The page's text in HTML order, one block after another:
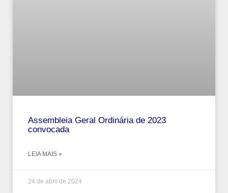
Assembleia Geral Ordinária de 2023
convocada
LEIA MAIS »
24 de abril de 2024